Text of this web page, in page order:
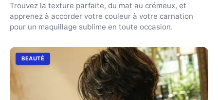
Trouvez la texture parfaite, du mat au crémeux, et
apprenez à accorder votre couleur à votre carnation
pour un maquillage sublime en toute occasion.
BEAUTÉ